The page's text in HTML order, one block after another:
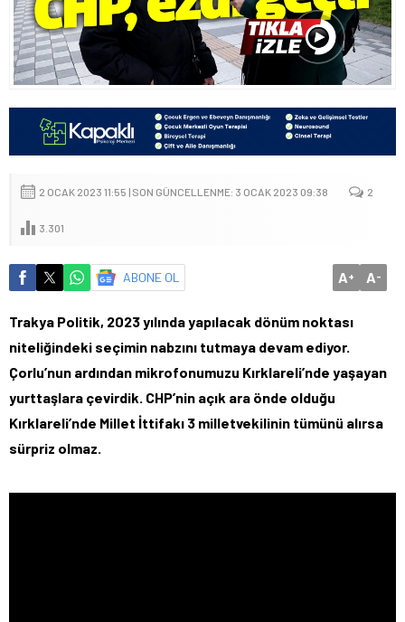
2 OCAK 2023 11:55 | SON GÜNCELLENME: 3 OCAK 2023 09:38 2
3.301
ABONE OL A+ A-
Trakya Politik, 2023 yılında yapılacak dönüm noktası
niteliğindeki seçimin nabzını tutmaya devam ediyor.
Çorlu’nun ardından mikrofonumuzu Kırklareli’nde yaşayan
yurttaşlara çevirdik. CHP’nin açık ara önde olduğu
Kırklareli’nde Millet İttifakı 3 milletvekilinin tümünü alırsa
sürpriz olmaz.